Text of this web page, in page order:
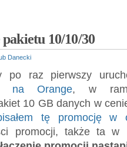
10/10/30
Danecki
raz pierwszy
na Orange, w
10 GB danych w
tę promocję w
promocji, także ta w